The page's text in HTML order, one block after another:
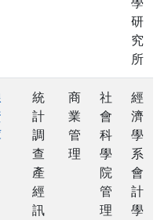
研
究
所
統
計
調
查
產
經
訊
商
業
管
理
社
會
科
學
院
管
理
經
濟
學
系
會
計
學